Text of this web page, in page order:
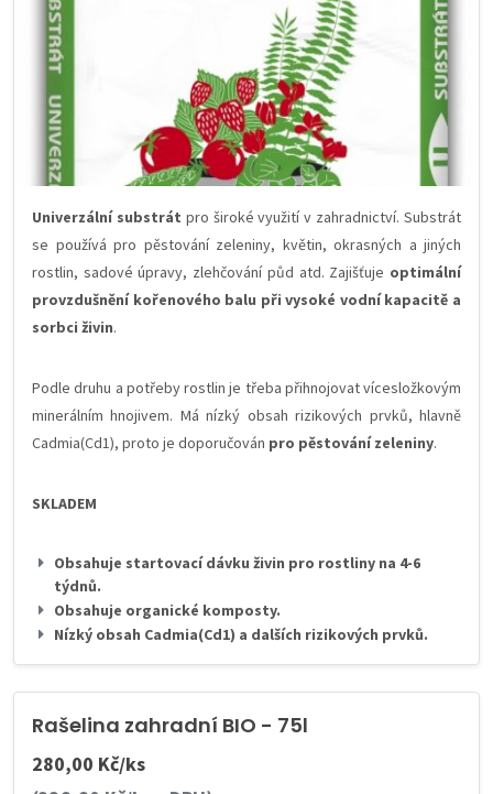
Univerzální substrát pro široké využití v zahradnictví. Substrát
se používá pro pěstování zeleniny, květin, okrasných a jiných
rostlin, sadové úpravy, zlehčování půd atd. Zajišťuje optimální
provzdušnění kořenového balu při vysoké vodní kapacitě a
sorbci živin.
Podle druhu a potřeby rostlin je třeba přihnojovat vícesložkovým
minerálním hnojivem. Má nízký obsah rizikových prvků, hlavně
Cadmia(Cd1), proto je doporučován pro pěstování zeleniny.
SKLADEM
Obsahuje startovací dávku živin pro rostliny na 4-6
týdnů.
Obsahuje organické komposty.
Nízký obsah Cadmia(Cd1) a dalších rizikových prvků.
Rašelina zahradní BIO - 75l
280,00 Kč/ks